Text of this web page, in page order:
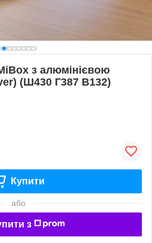
з алюмінієвою
(Ш430 Г387 В132)
Купити
або
з